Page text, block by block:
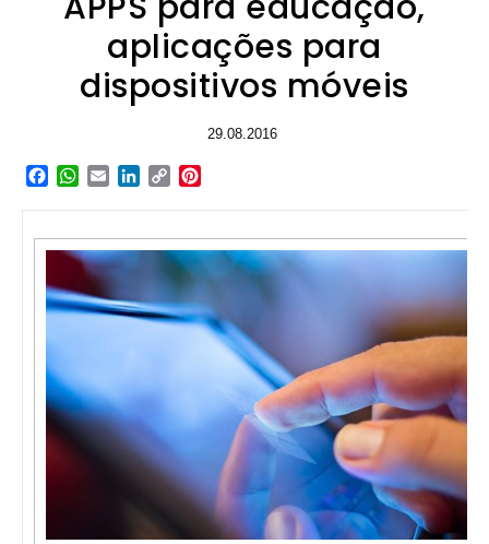
aplicações para
dispositivos móveis
29.08.2016
Facebook
WhatsApp
EmailLinkedIn
Copy